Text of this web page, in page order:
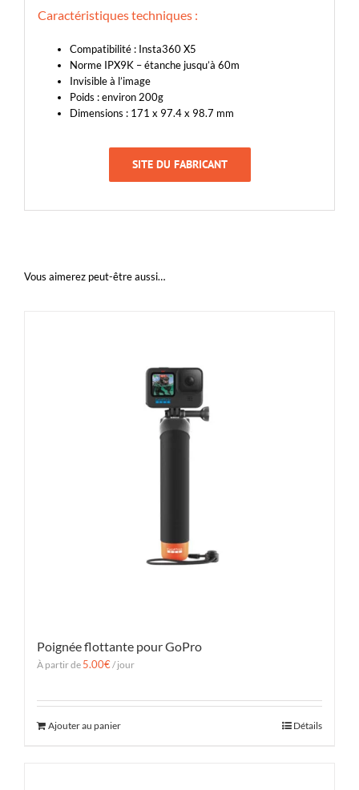
Caractéristiques techniques :
Compatibilité : Insta360 X5
Norme IPX9K – étanche jusqu’à 60m
Invisible à l’image
Poids : environ 200g
Dimensions : 171 x 97.4 x 98.7 mm
SITE DU FABRICANT
Vous aimerez peut-être aussi…
Poignée flottante pour GoPro
À partir de 5.00€/ jour
Ajouter au panier Détails